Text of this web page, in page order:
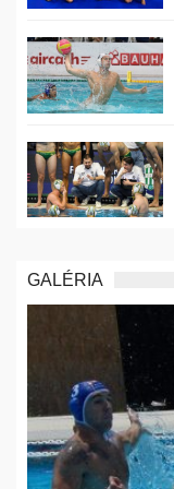
GALÉRIA